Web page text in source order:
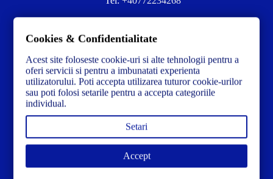
Contacteză-ne la:✉️contact@concrete-forma.com
Str. Dacia Nr 12 Ineu, Arad 315300 Romania
Cookies & Confidentialitate
Acest site foloseste cookie-uri si alte tehnologii pentru a
oferi servicii si pentru a imbunatati experienta
utilizatorului. Poti accepta utilizarea tuturor cookie-urilor
sau poti folosi setarile pentru a accepta categoriile
individual.
Setari
Accept